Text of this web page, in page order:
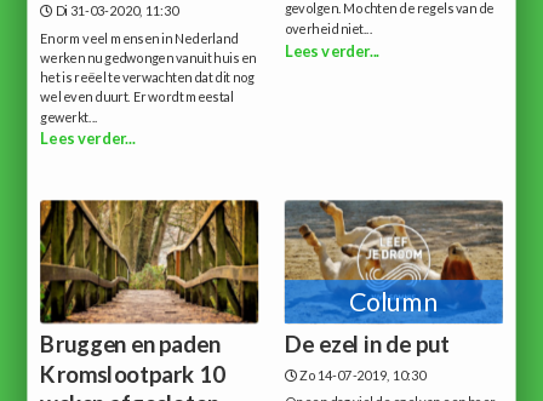
Di 31-03-2020, 11:30
Enorm veel mensen in Nederland
werken nu gedwongen vanuit huis en
het is reëel te verwachten dat dit nog
wel even duurt. Er wordt meestal
gewerkt...
Lees verder...
gevolgen. Mochten de regels van de
overheid niet...
Lees verder...
Bruggen en paden
Kromslootpark 10
Column
De ezel in de put
Zo 14-07-2019, 10:30